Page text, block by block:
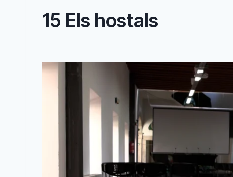
15 Els hostals